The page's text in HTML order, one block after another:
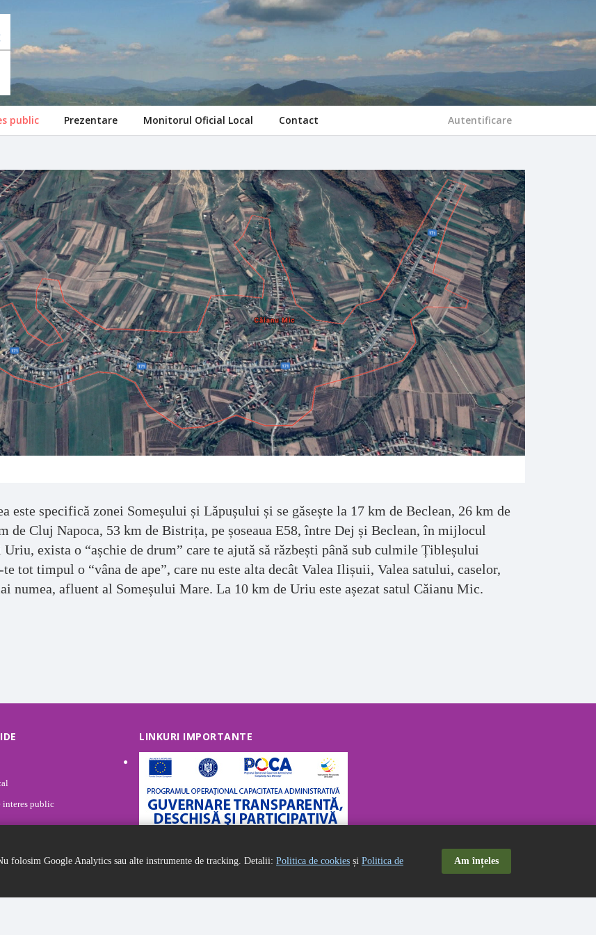
public Prezentare Monitorul Oficial Local Contact Autentificare
este specifică zonei Someșului și Lăpușului și se găsește la 17 km de Beclean, 26 km de
de Cluj Napoca, 53 km de Bistrița, pe șoseaua E58, între Dej și Beclean, în mijlocul
exista o “așchie de drum” care te ajută să răzbești până sub culmile Țibleșului
tot timpul o “vâna de ape”, care nu este alta decât Valea Ilișuii, Valea satului, caselor,
numea, afluent al Someșului Mare. La 10 km de Uriu este așezat satul Căianu Mic.
public
LINKURI IMPORTANTE
folosim Google Analytics sau alte instrumente de tracking. Detalii: Politica de cookies și Politica de
Am înțeles